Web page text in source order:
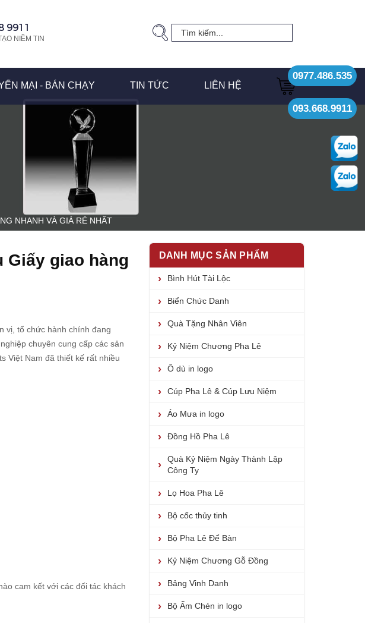
9911
NIỀM TIN
MẠI - BÁN CHẠY TIN TỨC LIÊN HỆ
0977.486.535
093.668.9911
NHANH VÀ GIÁ RẺ NHẤT
Giấy giao hàng
vị, tổ chức hành chính đang
chuyên cung cấp các sản
Việt Nam đã thiết kế rất nhiều
cam kết với các đối tác khách
DANH MỤC SẢN PHẨM
Bình Hút Tài Lộc
Biển Chức Danh
Quà Tặng Nhân Viên
Kỷ Niệm Chương Pha Lê
Ô dù in logo
Cúp Pha Lê & Cúp Lưu Niệm
Áo Mưa in logo
Đồng Hồ Pha Lê
Quà Kỷ Niệm Ngày Thành Lập
Công Ty
Lọ Hoa Pha Lê
Bộ cốc thủy tinh
Bộ Pha Lê Để Bàn
Kỷ Niệm Chương Gỗ Đồng
Bảng Vinh Danh
Bộ Ấm Chén in logo